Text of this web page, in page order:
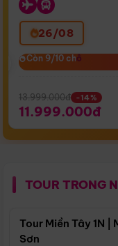
26/08
Còn 9/10 chỗ
Còn 9/10 chỗ
13.999.000đ -14%
11.999.000đ
TOUR TRONG
Tour Miền Tây 1N |
Sơn